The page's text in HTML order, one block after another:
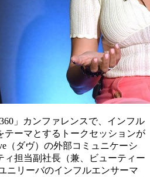
」カンファレンスで、インフル
テーマとするトークセッションが
（ダヴ）の外部コミュニケーシ
ィ担当副社長（兼、ビューティー
ニリーバのインフルエンサーマ